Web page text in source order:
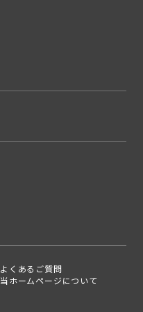
よくあるご質問
当ホームページについて